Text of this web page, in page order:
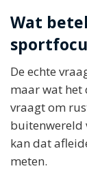
Wat
De echte
maar wat het
vraagt om
buitenwereld
kan dat
meten.